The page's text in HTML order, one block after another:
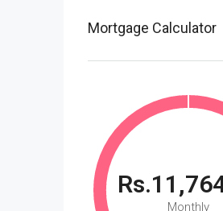
Mortgage Calculator
Monthly